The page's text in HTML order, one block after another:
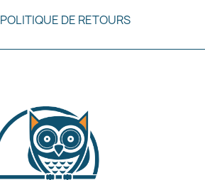
POLITIQUE DE RETOURS